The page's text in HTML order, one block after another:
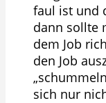
faul ist und
dann sollte
dem Job
den Job
sich nur